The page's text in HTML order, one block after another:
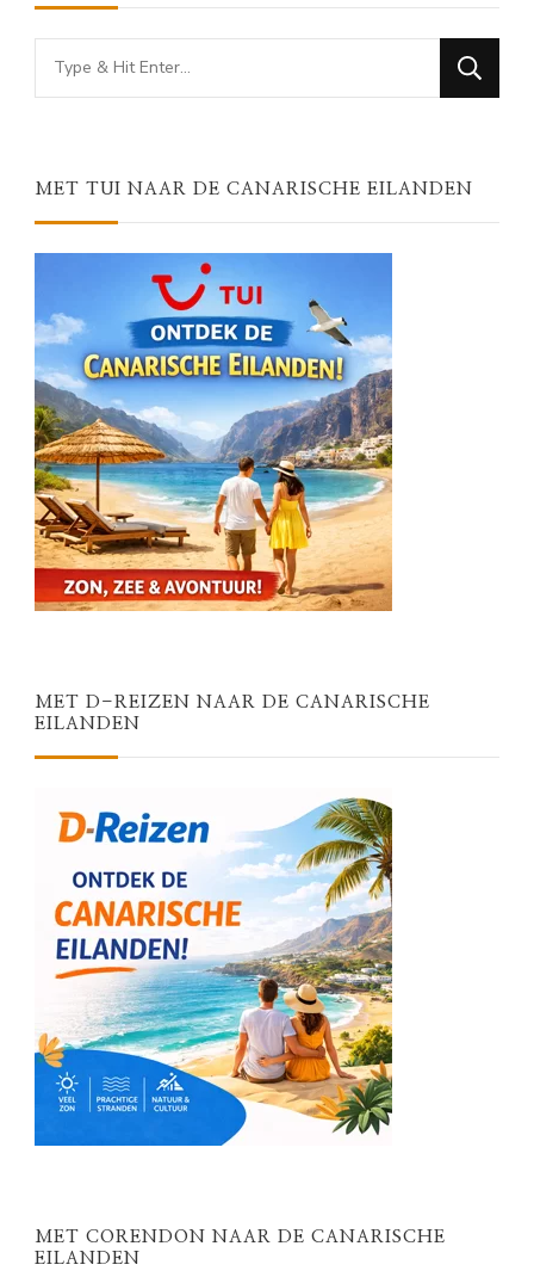
Looking
for
MET TUI NAAR DE CANARISCHE EILANDEN
MET D-REIZEN NAAR DE CANARISCHE
EILANDEN
MET CORENDON NAAR DE CANARISCHE
EILANDEN